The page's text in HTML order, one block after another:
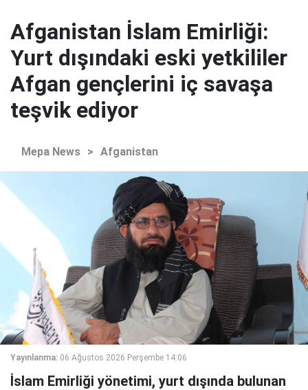
Afganistan İslam Emirliği:
Yurt dışındaki eski yetkililer
Afgan gençlerini iç savaşa
teşvik ediyor
Mepa News > Afganistan
Yayınlanma: 06 Ağustos 2026 Perşembe 14:06
İslam Emirliği yönetimi, yurt dışında bulunan